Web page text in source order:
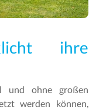
ihre
und ohne großen
werden können,